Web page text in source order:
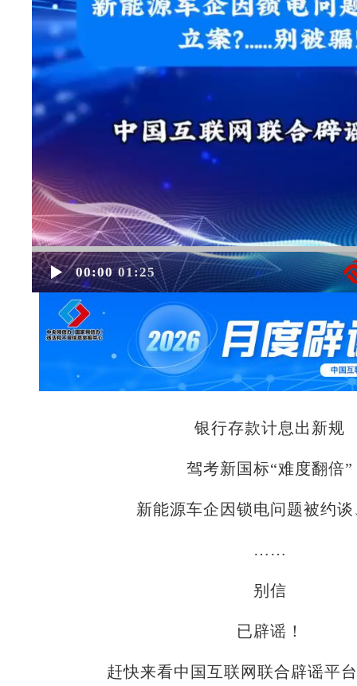
00:00 01:25
银行存款计息出新规
驾考新国标“难度翻倍”
新能源车企因锁电问题被约
……
别信
已辟谣！
赶快来看中国互联网联合辟谣平